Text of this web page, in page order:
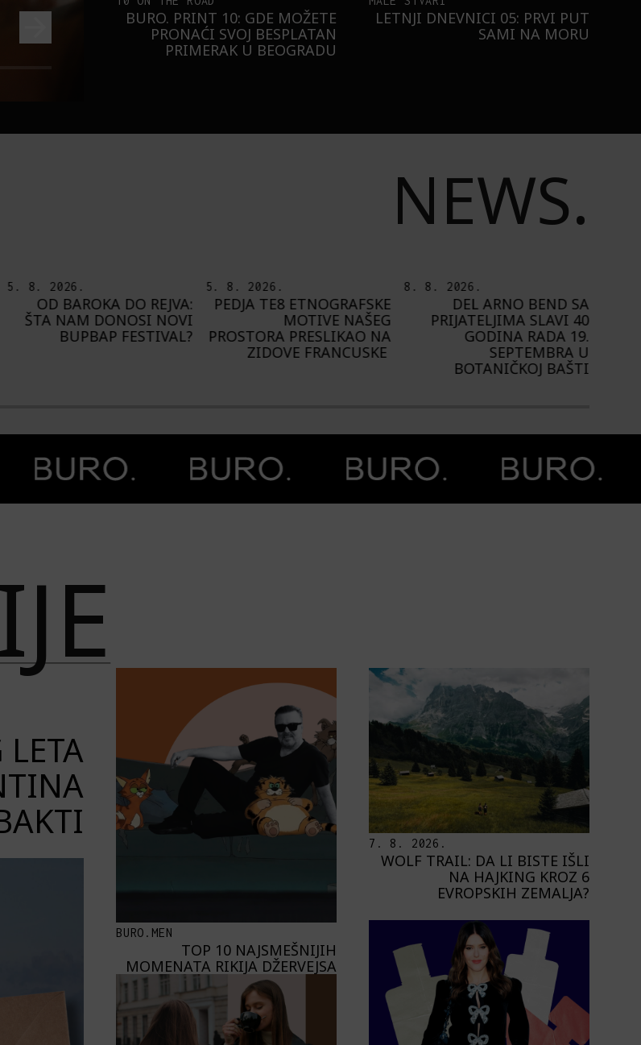
BURO. PRINT 10: GDE MOŽETE
PRONAĆI SVOJ BESPLATAN
PRIMERAK U BEOGRADU
LETNJI DNEVNICI 05: PRVI PUT
SAMI NA MORU
NEWS.
5. 8. 2026.
PEDJA TE8 ETNOGRAFSKE
MOTIVE NAŠEG
PROSTORA PRESLIKAO NA
8. 8. 2026.
DEL ARNO BEND SA
PRIJATELJIMA SLAVI 40
GODINA RADA 19.
SEPTEMBRA U
7. 8. 2026.
PLAYING NARRATIVES +:
OD IDEJE DO IGRE
LETA
BURO.MEN
TOP 10 NAJSMEŠNIJIH
MOMENATA RIKIJA DŽERVEJSA
7. 8. 2026.
WOLF TRAIL: DA LI BISTE IŠLI
NA HAJKING KROZ 6
EVROPSKIH ZEMALJA?